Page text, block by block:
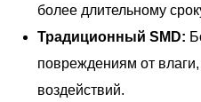
более длительному
Традиционный SMD:
повреждениям от
воздействий.